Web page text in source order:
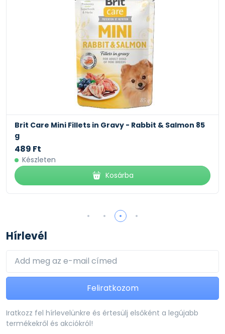
Brit Care Mini Fillets in Gravy - Salmon & Herring 85
g
489 Ft
Készleten
Kosárba
Hírlevél
Feliratkozom
Iratkozz fel hírlevelünkre és értesülj elsőként a legújabb
termékekről és akciókról!